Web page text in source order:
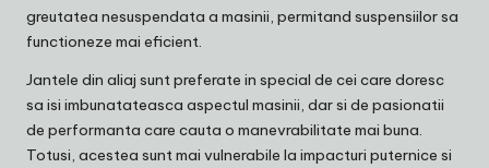
greutatea nesuspendata a masinii, permitand suspensiilor sa
functioneze mai eficient.
Jantele din aliaj sunt preferate in special de cei care doresc
sa isi imbunatateasca aspectul masinii, dar si de pasionatii
de performanta care cauta o manevrabilitate mai buna.
Totusi, acestea sunt mai vulnerabile la impacturi puternice si